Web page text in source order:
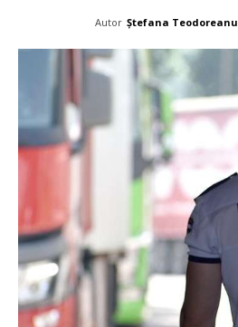
Autor Ștefana Teodoreanu